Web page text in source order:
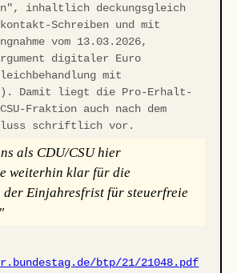
inhaltlich deckungsgleich
Schreiben und mit
vom 13.03.2026,
digitaler Euro
mit
Damit liegt die Pro-Erhalt-
Fraktion auch nach dem
schriftlich vor.
als CDU/CSU hier
weiterhin klar für die
der Einjahresfrist für steuerfreie
btp/21/21048.pdf